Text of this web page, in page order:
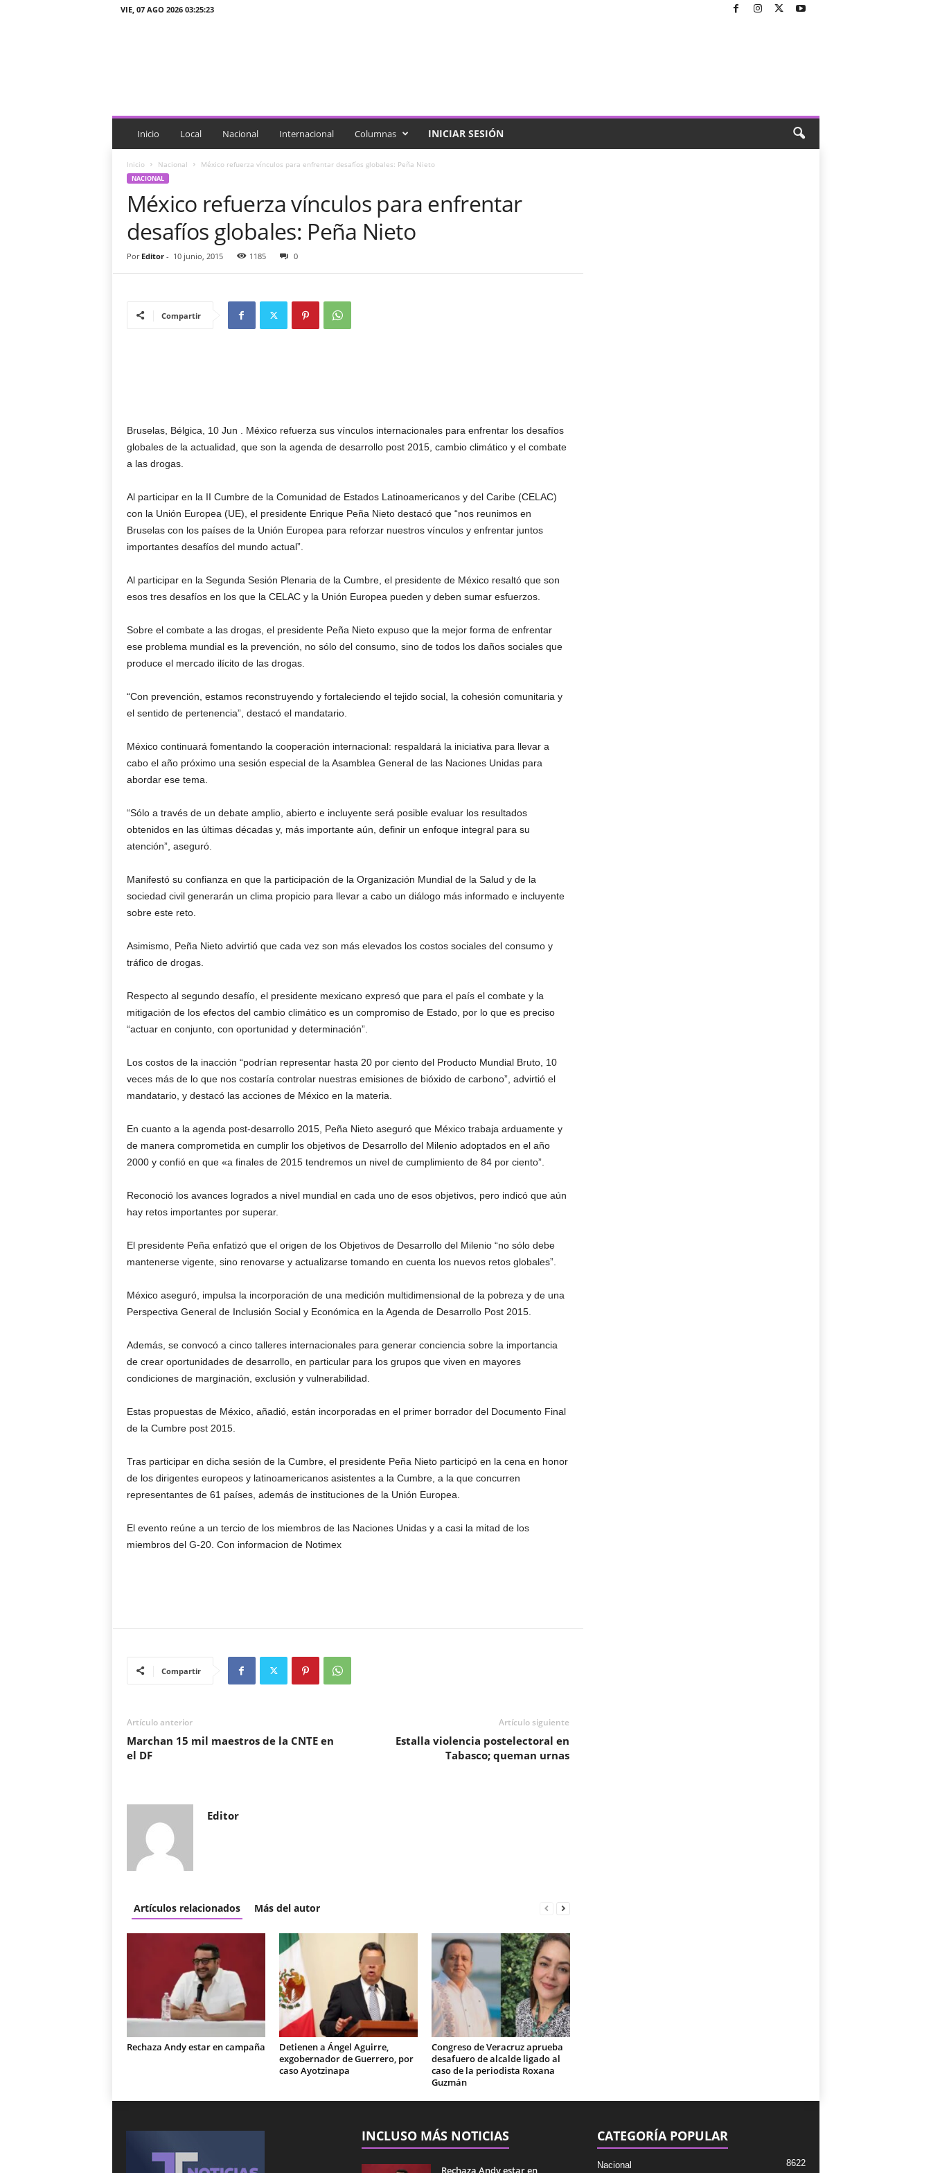
VIE, 07 AGO 2026 03:25:23
c
a
Inicio Local Nacional Internacional Columnas INICIAR SESIÓN
Inicio Nacional México refuerza vínculos para enfrentar desafíos globales: Peña Nieto
NACIONAL
México refuerza vínculos para enfrentar
desafíos globales: Peña Nieto
Por Editor- 10 junio, 2015 1185 0
Compartir
Bruselas, Bélgica, 10 Jun . México refuerza sus vínculos internacionales para enfrentar los desafíos
globales de la actualidad, que son la agenda de desarrollo post 2015, cambio climático y el combate
a las drogas.
Al participar en la II Cumbre de la Comunidad de Estados Latinoamericanos y del Caribe (CELAC)
con la Unión Europea (UE), el presidente Enrique Peña Nieto destacó que “nos reunimos en
Bruselas con los países de la Unión Europea para reforzar nuestros vínculos y enfrentar juntos
importantes desafíos del mundo actual”.
Al participar en la Segunda Sesión Plenaria de la Cumbre, el presidente de México resaltó que son
esos tres desafíos en los que la CELAC y la Unión Europea pueden y deben sumar esfuerzos.
Sobre el combate a las drogas, el presidente Peña Nieto expuso que la mejor forma de enfrentar
ese problema mundial es la prevención, no sólo del consumo, sino de todos los daños sociales que
produce el mercado ilícito de las drogas.
“Con prevención, estamos reconstruyendo y fortaleciendo el tejido social, la cohesión comunitaria y
el sentido de pertenencia”, destacó el mandatario.
México continuará fomentando la cooperación internacional: respaldará la iniciativa para llevar a
cabo el año próximo una sesión especial de la Asamblea General de las Naciones Unidas para
abordar ese tema.
“Sólo a través de un debate amplio, abierto e incluyente será posible evaluar los resultados
obtenidos en las últimas décadas y, más importante aún, definir un enfoque integral para su
atención”, aseguró.
Manifestó su confianza en que la participación de la Organización Mundial de la Salud y de la
sociedad civil generarán un clima propicio para llevar a cabo un diálogo más informado e incluyente
sobre este reto.
Asimismo, Peña Nieto advirtió que cada vez son más elevados los costos sociales del consumo y
tráfico de drogas.
Respecto al segundo desafío, el presidente mexicano expresó que para el país el combate y la
mitigación de los efectos del cambio climático es un compromiso de Estado, por lo que es preciso
“actuar en conjunto, con oportunidad y determinación”.
Los costos de la inacción “podrían representar hasta 20 por ciento del Producto Mundial Bruto, 10
veces más de lo que nos costaría controlar nuestras emisiones de bióxido de carbono”, advirtió el
mandatario, y destacó las acciones de México en la materia.
En cuanto a la agenda post-desarrollo 2015, Peña Nieto aseguró que México trabaja arduamente y
de manera comprometida en cumplir los objetivos de Desarrollo del Milenio adoptados en el año
2000 y confió en que «a finales de 2015 tendremos un nivel de cumplimiento de 84 por ciento”.
Reconoció los avances logrados a nivel mundial en cada uno de esos objetivos, pero indicó que aún
hay retos importantes por superar.
El presidente Peña enfatizó que el origen de los Objetivos de Desarrollo del Milenio “no sólo debe
mantenerse vigente, sino renovarse y actualizarse tomando en cuenta los nuevos retos globales”.
México aseguró, impulsa la incorporación de una medición multidimensional de la pobreza y de una
Perspectiva General de Inclusión Social y Económica en la Agenda de Desarrollo Post 2015.
Además, se convocó a cinco talleres internacionales para generar conciencia sobre la importancia
de crear oportunidades de desarrollo, en particular para los grupos que viven en mayores
condiciones de marginación, exclusión y vulnerabilidad.
Estas propuestas de México, añadió, están incorporadas en el primer borrador del Documento Final
de la Cumbre post 2015.
Tras participar en dicha sesión de la Cumbre, el presidente Peña Nieto participó en la cena en honor
de los dirigentes europeos y latinoamericanos asistentes a la Cumbre, a la que concurren
representantes de 61 países, además de instituciones de la Unión Europea.
El evento reúne a un tercio de los miembros de las Naciones Unidas y a casi la mitad de los
miembros del G-20. Con informacion de Notimex
Compartir
Artículo anterior
Marchan 15 mil maestros de la CNTE en
el DF
Artículo siguiente
Estalla violencia postelectoral en
Tabasco; queman urnas
Editor
Artículos relacionados Más del autor
Rechaza Andy estar en campaña
Detienen a Ángel Aguirre,
exgobernador de Guerrero, por
caso Ayotzinapa
Congreso de Veracruz aprueba
desafuero de alcalde ligado al
caso de la periodista Roxana
Guzmán
INCLUSO MÁS NOTICIAS
Rechaza Andy estar en
CATEGORÍA POPULAR
Nacional 8622